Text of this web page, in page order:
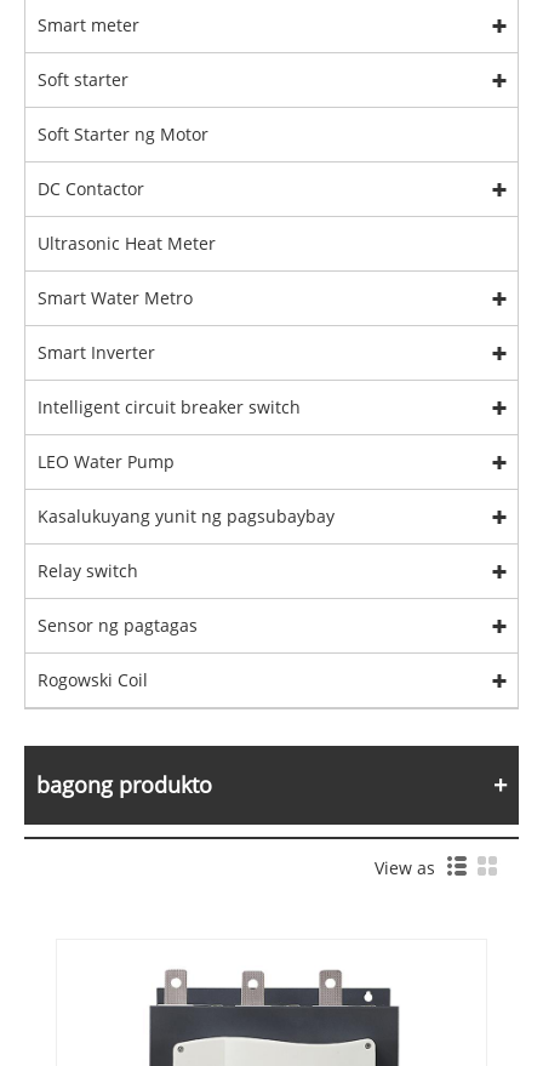
Smart meter
Soft starter
Soft Starter ng Motor
DC Contactor
Ultrasonic Heat Meter
Smart Water Metro
Smart Inverter
Intelligent circuit breaker switch
LEO Water Pump
Kasalukuyang yunit ng pagsubaybay
Relay switch
Sensor ng pagtagas
Rogowski Coil
bagong produkto
View as